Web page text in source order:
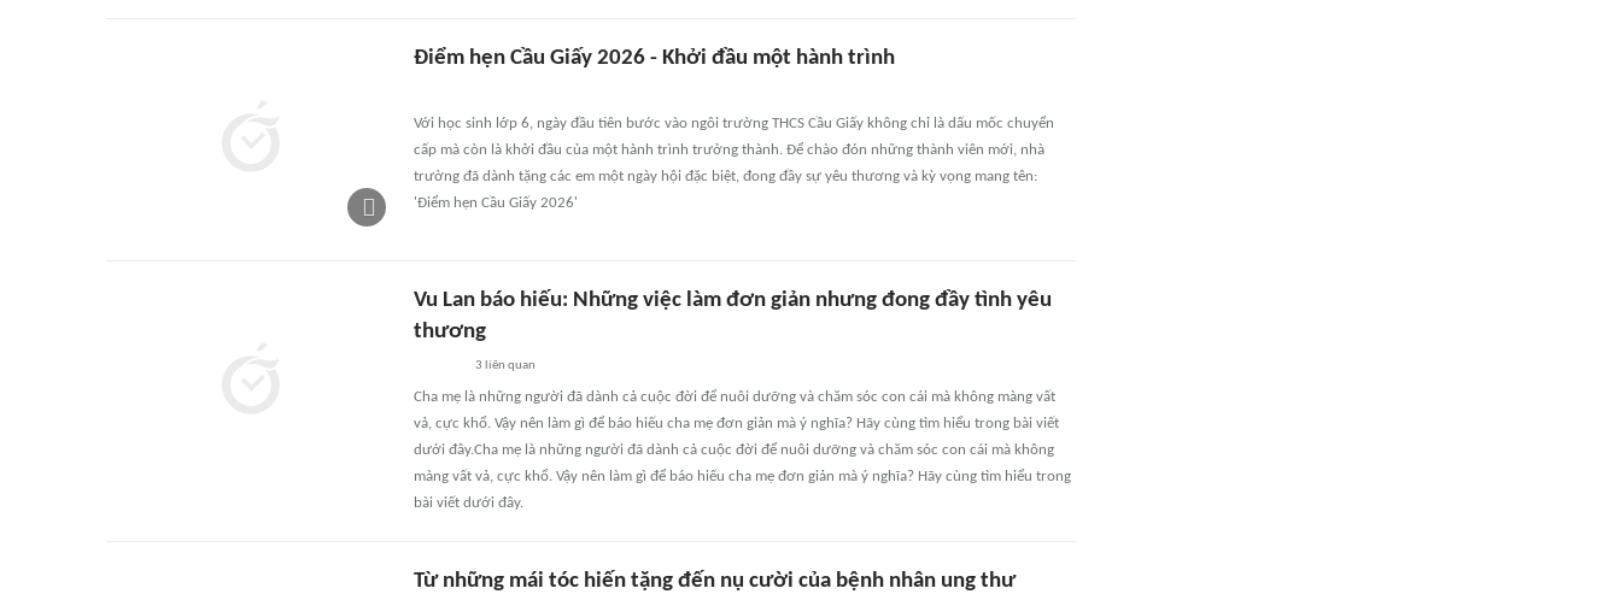
Điểm hẹn Cầu Giấy 2026 - Khởi đầu một hành trình
Với học sinh lớp 6, ngày đầu tiên bước vào ngôi trường THCS Cầu Giấy không chỉ là dấu mốc chuyển
cấp mà còn là khởi đầu của một hành trình trưởng thành. Để chào đón những thành viên mới, nhà
trường đã dành tặng các em một ngày hội đặc biệt, đong đầy sự yêu thương và kỳ vọng mang tên:
'Điểm hẹn Cầu Giấy 2026'
Vu Lan báo hiếu: Những việc làm đơn giản nhưng đong đầy tình yêu
thương
3 liên quan
Cha mẹ là những người đã dành cả cuộc đời để nuôi dưỡng và chăm sóc con cái mà không màng vất
vả, cực khổ. Vậy nên làm gì để báo hiếu cha mẹ đơn giản mà ý nghĩa? Hãy cùng tìm hiểu trong bài viết
dưới đây.Cha mẹ là những người đã dành cả cuộc đời để nuôi dưỡng và chăm sóc con cái mà không
màng vất vả, cực khổ. Vậy nên làm gì để báo hiếu cha mẹ đơn giản mà ý nghĩa? Hãy cùng tìm hiểu trong
bài viết dưới đây.
Từ những mái tóc hiến tặng đến nụ cười của bệnh nhân ung thư